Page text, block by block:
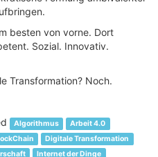
besten von vorne. Dort
Sozial. Innovativ.
Transformation? Noch.
Algorithmus
Arbeit 4.0
Digitale Transformation
Internet der Dinge